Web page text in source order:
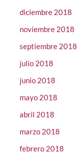
diciembre 2018
noviembre 2018
septiembre 2018
julio 2018
junio 2018
mayo 2018
abril 2018
marzo 2018
febrero 2018